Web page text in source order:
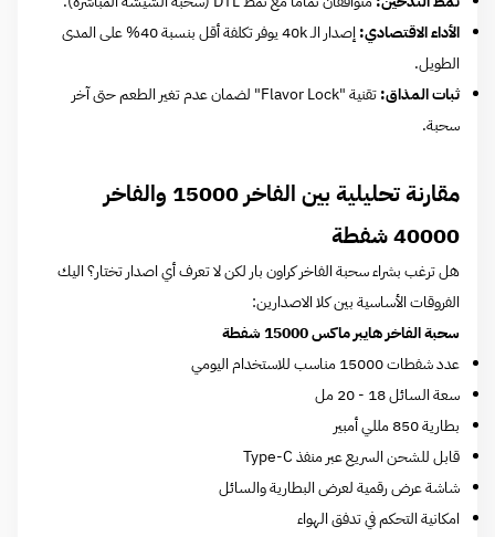
الأداء الاقتصادي:
إصدار الـ 40k يوفر تكلفة أقل بنسبة 40% على المدى
الطويل.
ثبات المذاق:
تقنية "Flavor Lock" لضمان عدم تغير الطعم حتى آخر
سحبة.
مقارنة تحليلية بين الفاخر 15000 والفاخر
40000 شفطة
هل ترغب بشراء سحبة الفاخر كراون بار لكن لا تعرف أي اصدار تختار؟ اليك
الفروقات الأساسية بين كلا الاصدارين:
سحبة الفاخر هايبر ماكس 15000 شفطة
عدد شفطات 15000 مناسب للاستخدام اليومي
سعة السائل 18 - 20 مل
بطارية 850 مللي أمبير
قابل للشحن السريع عبر منفذ Type-C
شاشة عرض رقمية لعرض البطارية والسائل
امكانية التحكم في تدفق الهواء